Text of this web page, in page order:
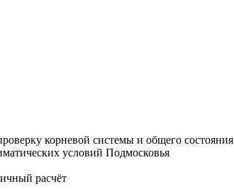
корневой системы и общего состояния
условий Подмосковья
расчёт